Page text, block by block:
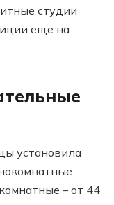
студии
еще на
установила
– от 44